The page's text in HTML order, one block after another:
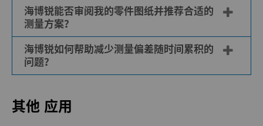
下保持稳定性。该设计有助于在车间现场条件
下维持稳定一致的尺寸测量读数。
海博锐采用NIST可追溯的校准规范、稳定的
材料组合以及垂直整合的制造流程。通过自主
生产夹具与工具，海博锐能够持续稳定地保证
精度、完善溯源体系，实现长期稳定的性能表
现。
海博锐能否审阅我的零件图纸并推荐合适的
测量方案？
可以。我们的工程团队经常审阅客户的零件图
纸，并就量规选型、公差等级及材料选择提供
或定制方案中哪一种能带来更稳定的检测一致
性，同时针对检测可达性、定位对中及测量重
海博锐如何帮助减少测量偏差随时间累积的
问题？
部工装管控相结合，确保量规在其整个生命周
其他 应用